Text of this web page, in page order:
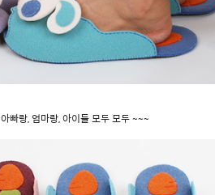
빠랑, 엄마랑, 아이들 모두 모두 ~~~